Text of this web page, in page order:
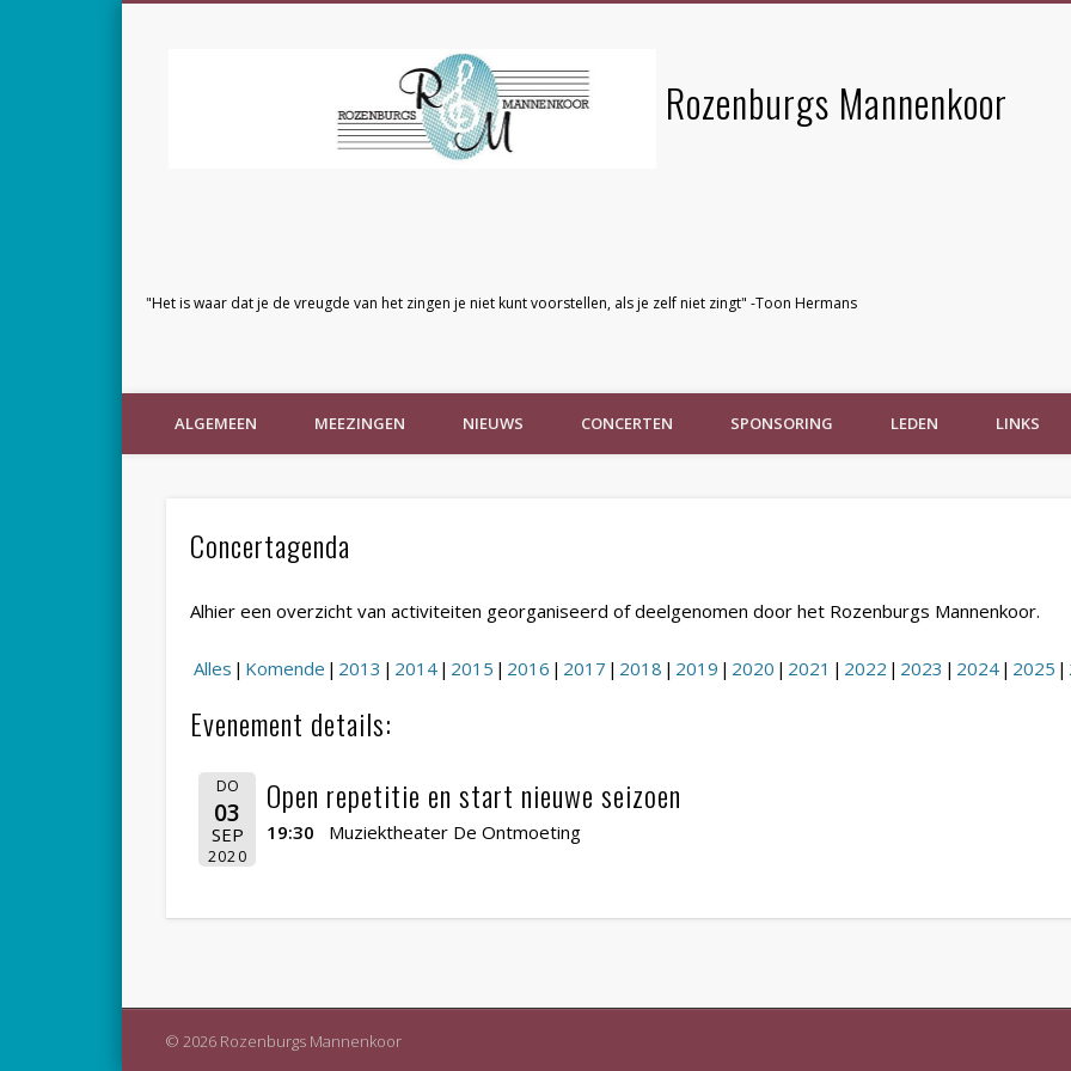
Rozenburgs Mannenkoor
"Het is waar dat je de vreugde van het zingen je niet kunt voorstellen, als je zelf niet zingt" -Toon Hermans
ALGEMEEN MEEZINGEN NIEUWS CONCERTEN SPONSORING LEDEN LINKS
Concertagenda
Alhier een overzicht van activiteiten georganiseerd of deelgenomen door het Rozenburgs Mannenkoor.
Alles Komende 2013 2014 2015 2016 2017 2018 2019 2020 2021 2022 2023 2024 2025
Evenement details:
DO
03
SEP
2020
Open repetitie en start nieuwe seizoen
19:30 Muziektheater De Ontmoeting
© 2026 Rozenburgs Mannenkoor